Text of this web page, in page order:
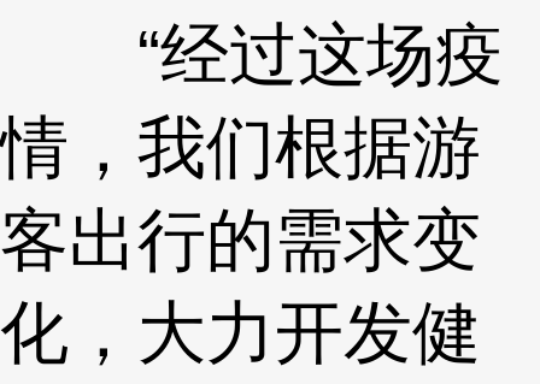
“经过这场疫
情，我们根据游
客出行的需求变
化，大力开发健